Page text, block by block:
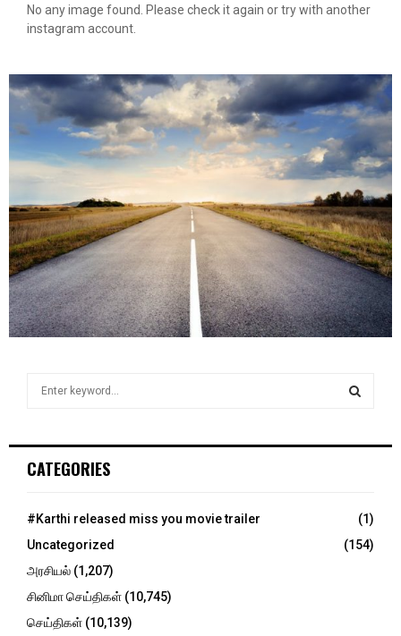
No any image found. Please check it again or try with another
instagram account.
h
o
:
CATEGORIES
#Karthi released miss you movie trailer
(1)
Uncategorized
(154)
அரசியல் (1,207)
சினிமா செய்திகள் (10,745)
செய்திகள் (10,139)